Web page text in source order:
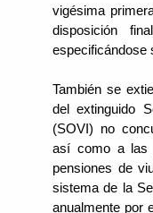
vigésima
disposición
especificándose
También se
del extinguido
(SOVI) no
así como a las
pensiones de
sistema de la
anualmente por